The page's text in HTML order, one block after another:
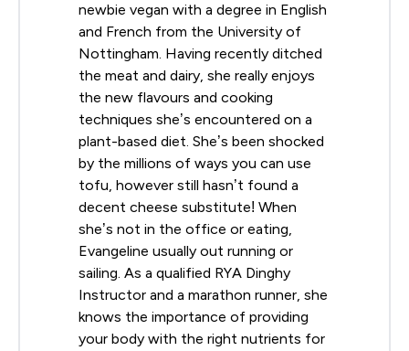
newbie vegan with a degree in English
and French from the University of
Nottingham. Having recently ditched
the meat and dairy, she really enjoys
the new flavours and cooking
techniques she’s encountered on a
plant-based diet. She’s been shocked
by the millions of ways you can use
tofu, however still hasn’t found a
decent cheese substitute! When
she’s not in the office or eating,
Evangeline usually out running or
sailing. As a qualified RYA Dinghy
Instructor and a marathon runner, she
knows the importance of providing
your body with the right nutrients for